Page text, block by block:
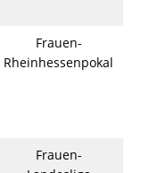
Frauen-
Rheinhessenpokal
Frauen-